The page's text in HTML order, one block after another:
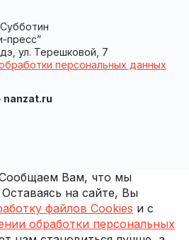
пресс”
ул. Терешковой, 7
персональных данных
nanzat.ru
Вам, что мы
на сайте, Вы
файлов Cookies и с
обработки персональных